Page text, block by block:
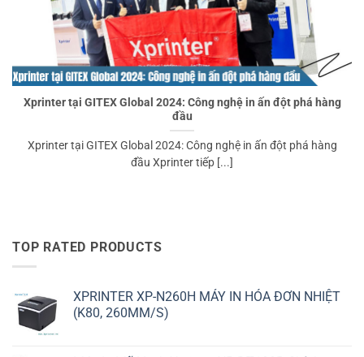
Xprinter tại GITEX Global 2024: Công nghệ in ấn đột phá hàng
đầu
Xprinter tại GITEX Global 2024: Công nghệ in ấn đột phá hàng
đầu Xprinter tiếp [...]
TOP RATED PRODUCTS
XPRINTER XP-N260H MÁY IN HÓA ĐƠN NHIỆT
(K80, 260MM/S)